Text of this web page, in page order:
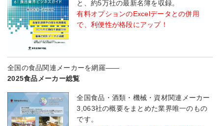
と、約5万社の最新名簿を収録。
有料オプションのExcelデータとの併用
で、利便性が格段にアップ！
全国の食品関連メーカーを網羅――
2025食品メーカー総覧
全国食品・酒類・機械・資材関連メーカー
3,063社の概要をまとめた業界唯一のもの
です。